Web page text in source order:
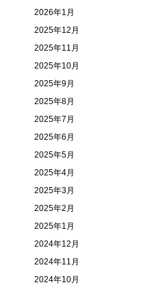
2026年1月
2025年12月
2025年11月
2025年10月
2025年9月
2025年8月
2025年7月
2025年6月
2025年5月
2025年4月
2025年3月
2025年2月
2025年1月
2024年12月
2024年11月
2024年10月